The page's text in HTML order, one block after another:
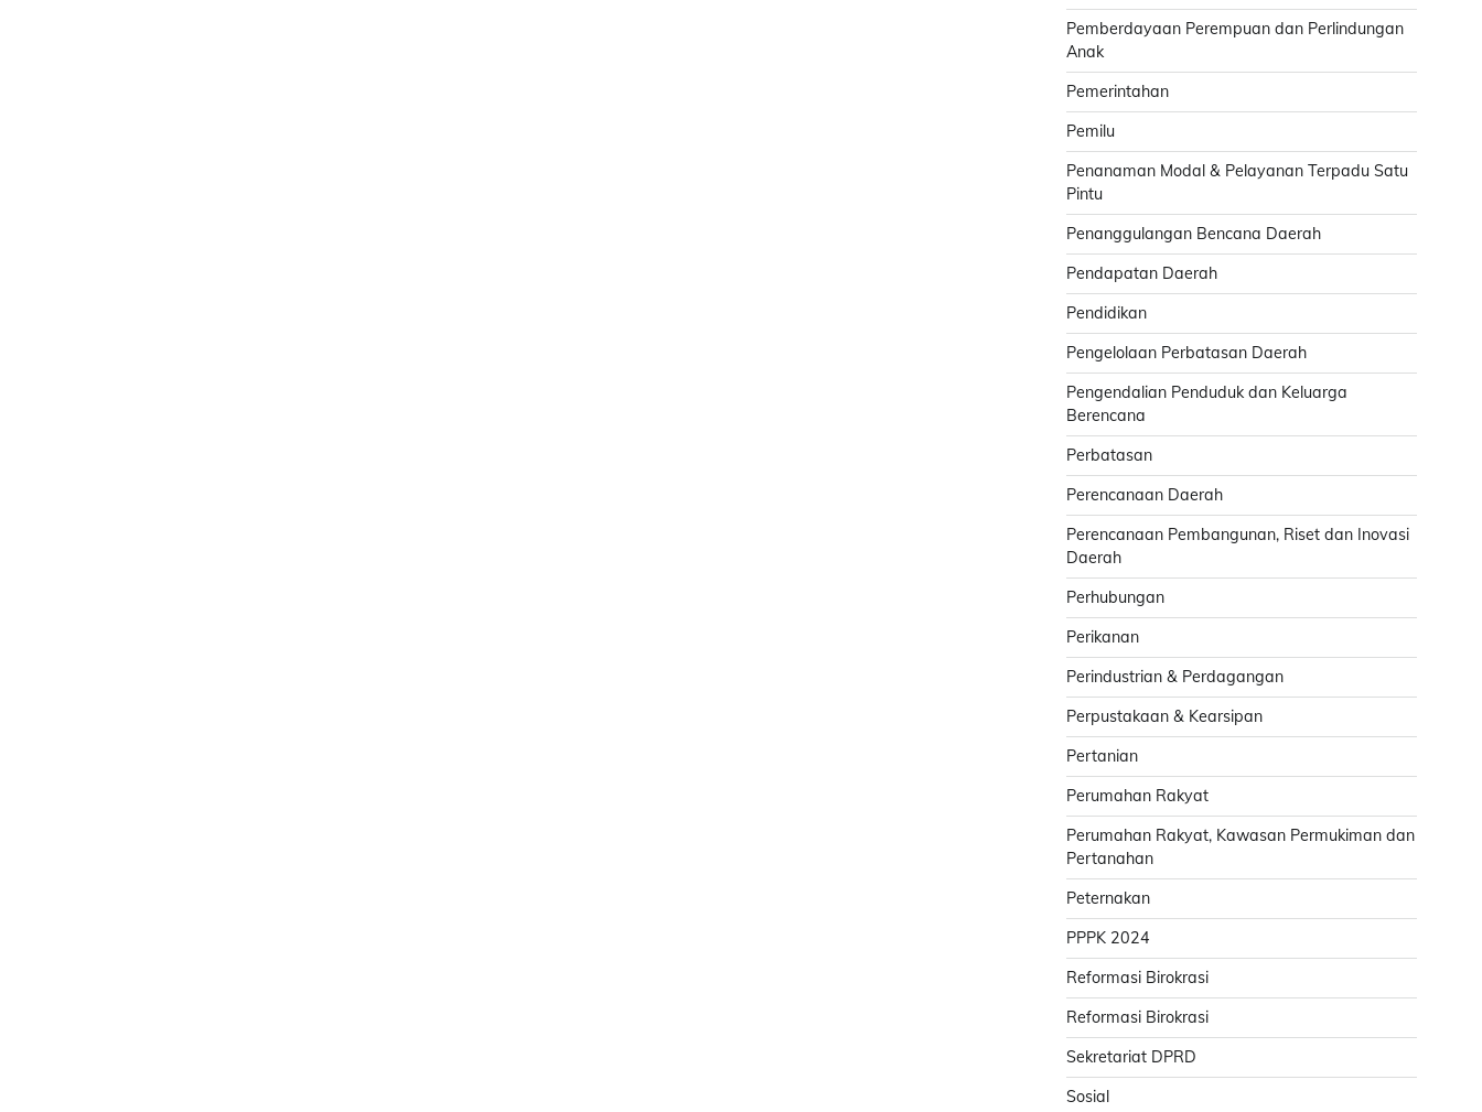
Pemberdayaan Perempuan dan Perlindungan
Anak
Pemerintahan
Pemilu
Penanaman Modal & Pelayanan Terpadu Satu
Pintu
Penanggulangan Bencana Daerah
Pendapatan Daerah
Pendidikan
Pengelolaan Perbatasan Daerah
Pengendalian Penduduk dan Keluarga
Berencana
Perbatasan
Perencanaan Daerah
Perencanaan Pembangunan, Riset dan Inovasi
Daerah
Perhubungan
Perikanan
Perindustrian & Perdagangan
Perpustakaan & Kearsipan
Pertanian
Perumahan Rakyat
Perumahan Rakyat, Kawasan Permukiman dan
Pertanahan
Peternakan
PPPK 2024
Reformasi Birokrasi
Reformasi Birokrasi
Sekretariat DPRD
Sosial